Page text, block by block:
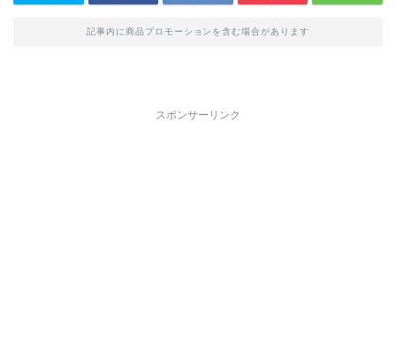
記事内に商品プロモーションを含む場合があります
スポンサーリンク